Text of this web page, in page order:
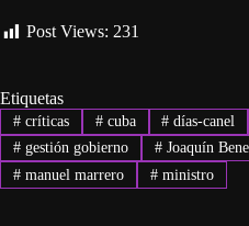
Post Views: 231
Etiquetas
#críticas #cuba # días-canel
#gestión gobierno #Joaquín
#manuel marrero #ministro